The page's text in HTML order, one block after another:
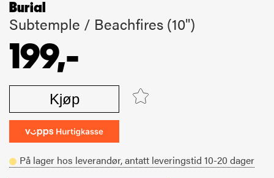
Burial
Subtemple / Beachfires (10")
199,-
Kjøp
På lager hos leverandør,antatt leveringstid 10-20 dager